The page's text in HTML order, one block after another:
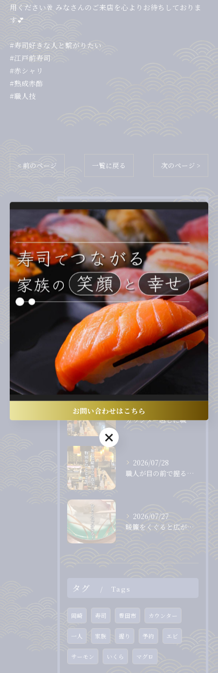
用ください🥂 みなさんのご来店を心よりお待ちしておりま
す💕
#寿司好きな人と繋がりたい
#江戸前寿司
#赤シャリ
#熟成赤酢
#職人技
< 前のページ 一覧に戻る 次のページ >
カテゴリー Categories
全てのカテゴリー
ランチ
ディナー
テイクアウト
お子様連れ
回転寿司
最近の投稿 Recent Posts
2026/07/31
カウンター越しに職人から直接受け取る、出来たて、握りたてのお...
2026/07/28
職人が目の前で握る、息をのむほど美しいまぐろ。
2026/07/27
暖簾をくぐると広がる、落ち着いた和の空間。
タグ Tags
岡崎 寿司 豊田市 カウンター
一人 家族 握り 予約 エビ
サーモン いくら マグロ
お問い合わせはこちら
お問い合わせはこちら